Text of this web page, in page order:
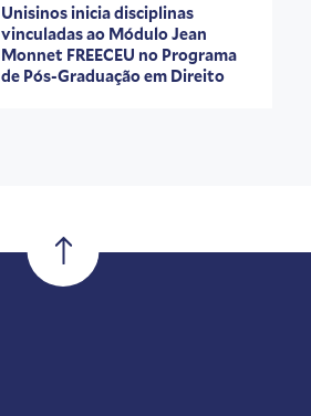
Unisinos inicia disciplinas
vinculadas ao Módulo Jean
Monnet FREECEU no Programa
de Pós-Graduação em Direito